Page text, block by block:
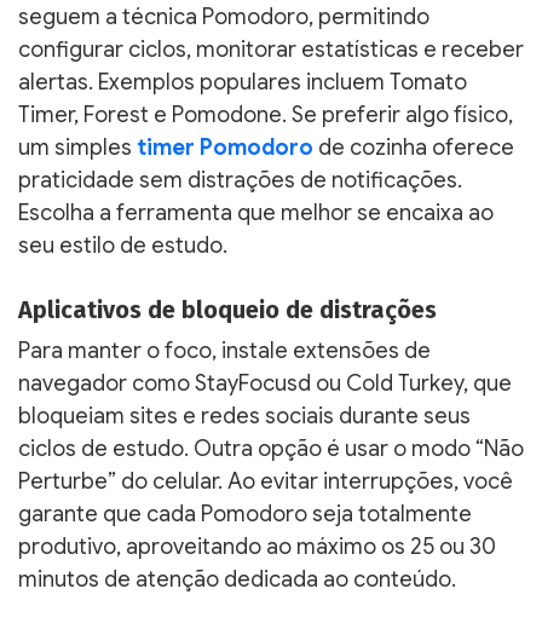
seguem a técnica Pomodoro, permitindo
configurar ciclos, monitorar estatísticas e receber
alertas. Exemplos populares incluem Tomato
Timer, Forest e Pomodone. Se preferir algo físico,
um simples timer Pomodoro de cozinha oferece
praticidade sem distrações de notificações.
Escolha a ferramenta que melhor se encaixa ao
seu estilo de estudo.
Aplicativos de bloqueio de distrações
Para manter o foco, instale extensões de
navegador como StayFocusd ou Cold Turkey, que
bloqueiam sites e redes sociais durante seus
ciclos de estudo. Outra opção é usar o modo “Não
Perturbe” do celular. Ao evitar interrupções, você
garante que cada Pomodoro seja totalmente
produtivo, aproveitando ao máximo os 25 ou 30
minutos de atenção dedicada ao conteúdo.